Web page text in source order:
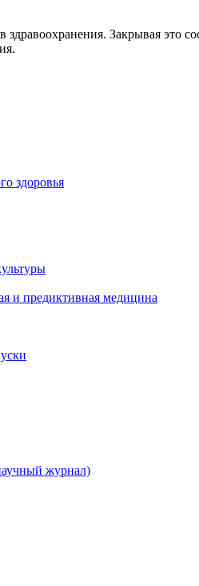
здравоохранения. Закрывая
здоровья
и предиктивная медицина
журнал)